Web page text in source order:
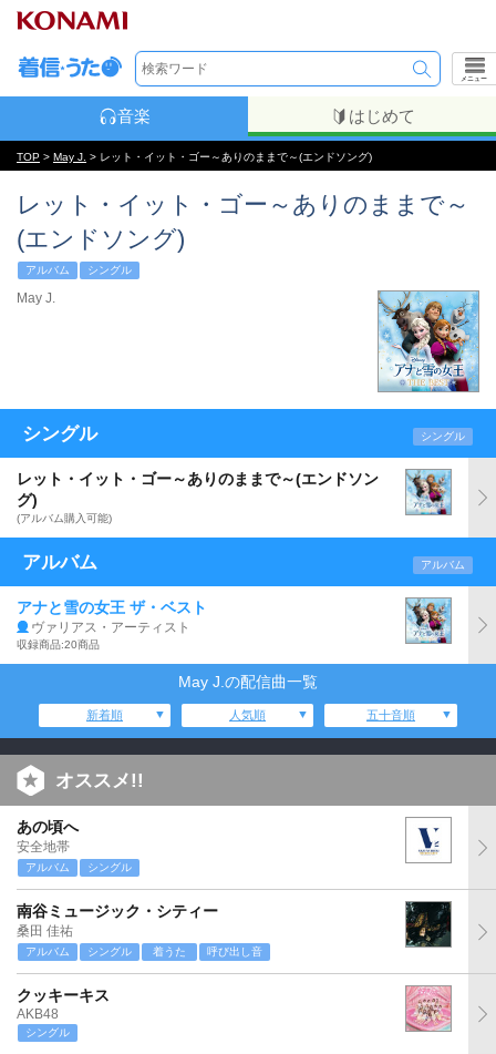
メニュー
音楽 はじめて
TOP > May J. > レット・イット・ゴー～ありのままで～(エンドソング)
レット・イット・ゴー～ありのままで～
(エンドソング)
アルバム シングル
May J.
シングル シングル
レット・イット・ゴー～ありのままで～(エンドソン
グ)
(アルバム購入可能)
アルバム アルバム
アナと雪の女王 ザ・ベスト
ヴァリアス・アーティスト
収録商品:20商品
May J.の配信曲一覧
新着順 人気順 五十音順
オススメ!!
あの頃へ
安全地帯
アルバム シングル
南谷ミュージック・シティー
桑田 佳祐
アルバム シングル 着うた 呼び出し音
クッキーキス
AKB48
シングル